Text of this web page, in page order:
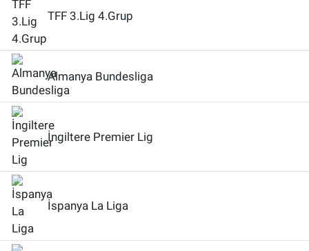
TFF 3.Lig 4.Grup
Almanya Bundesliga
İngiltere Premier Lig
İspanya La Liga